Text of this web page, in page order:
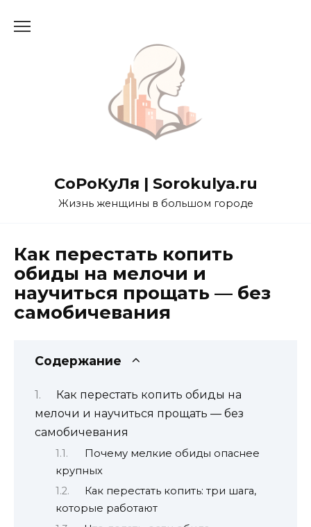
СоРоКуЛя | Sorokulya.ru
Жизнь женщины в большом городе
Как перестать копить
обиды на мелочи и
научиться прощать — без
самобичевания
Содержание
Как перестать копить обиды на
мелочи и научиться прощать — без
самобичевания
Почему мелкие обиды опаснее
крупных
Как перестать копить: три шага,
которые работают